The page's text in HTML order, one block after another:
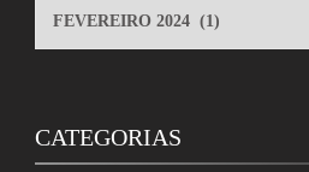
ARQUIVOS
CATEGORIAS